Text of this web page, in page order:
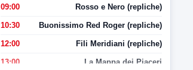
09:00 Rosso e Nero (repliche)
10:30 Buonissimo Red Roger (repliche)
12:00 Fili Meridiani (repliche)
13:00 La Mappa dei Piaceri